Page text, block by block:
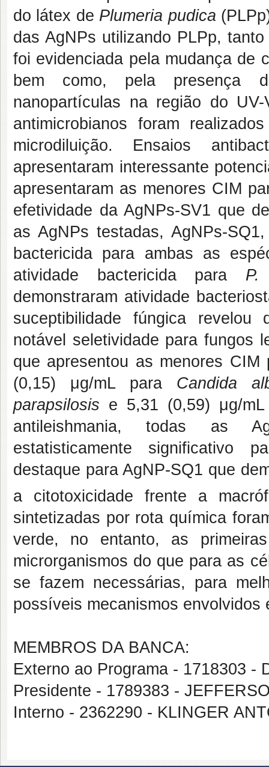
do látex de Plumeria pudica
das AgNPs utilizando PLPp,
foi evidenciada pela mudança de
bem como, pela presença
nanopartículas na região do
antimicrobianos foram
microdiluição. Ensaios
apresentaram interessante
apresentaram as menores CIM
efetividade da AgNPs-SV1 que
as AgNPs testadas, AgNPs-
bactericida para ambas as
atividade bactericida para P.
demonstraram atividade
suceptibilidade fúngica
notável seletividade para fungos
que apresentou as menores
(0,15) μg/mL para Candida
parapsilosis e 5,31 (0,59) μg/mL
antileishmania, todas as
estatisticamente significativo
destaque para AgNP-SQ1 que
a citotoxicidade frente a
sintetizadas por rota química
verde, no entanto, as
microrganismos do que para as
se fazem necessárias, para
possíveis mecanismos envolvidos
MEMBROS DA BANCA:
Externo ao Programa - 1718303 -
Presidente - 1789383 -
Interno - 2362290 - KLINGER